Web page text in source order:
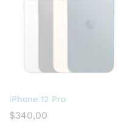
iPhone 12 Pro
$340,00